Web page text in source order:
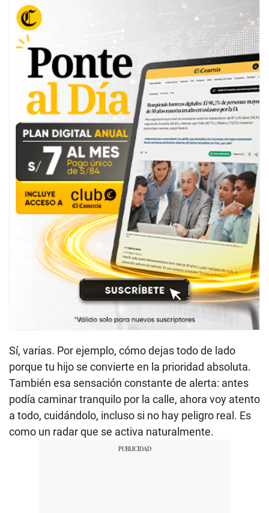
Sí, varias. Por ejemplo, cómo dejas todo de lado
porque tu hijo se convierte en la prioridad absoluta.
También esa sensación constante de alerta: antes
podía caminar tranquilo por la calle, ahora voy atento
a todo, cuidándolo, incluso si no hay peligro real. Es
como un radar que se activa naturalmente.